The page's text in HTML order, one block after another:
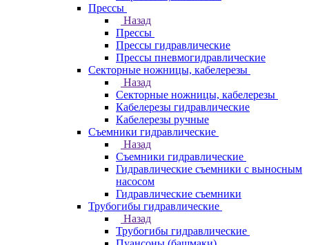
Прессы
Назад
Прессы
Прессы гидравлические
Прессы пневмогидравлические
Секторные ножницы, кабелерезы
Назад
Секторные ножницы, кабелерезы
Кабелерезы гидравлические
Кабелерезы ручные
Съемники гидравлические
Назад
Съемники гидравлические
Гидравлические cъемники с выносным
насосом
Гидравлические съемники
Трубогибы гидравлические
Назад
Трубогибы гидравлические